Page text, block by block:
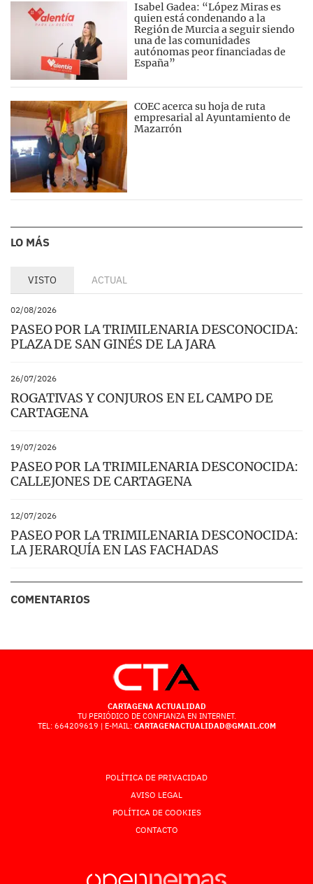
Isabel Gadea: “López Miras es
quien está condenando a la
Región de Murcia a seguir siendo
una de las comunidades
autónomas peor financiadas de
España”
COEC acerca su hoja de ruta
empresarial al Ayuntamiento de
Mazarrón
LO MÁS
VISTO ACTUAL
02/08/2026
PASEO POR LA TRIMILENARIA DESCONOCIDA:
PLAZA DE SAN GINÉS DE LA JARA
26/07/2026
ROGATIVAS Y CONJUROS EN EL CAMPO DE
CARTAGENA
19/07/2026
PASEO POR LA TRIMILENARIA DESCONOCIDA:
CALLEJONES DE CARTAGENA
12/07/2026
PASEO POR LA TRIMILENARIA DESCONOCIDA:
LA JERARQUÍA EN LAS FACHADAS
COMENTARIOS
CARTAGENA ACTUALIDAD
TU PERIÓDICO DE CONFIANZA EN INTERNET.
TEL: 664209619 | E-MAIL: CARTAGENACTUALIDAD@GMAIL.COM
POLÍTICA DE PRIVACIDAD
AVISO LEGAL
POLÍTICA DE COOKIES
CONTACTO